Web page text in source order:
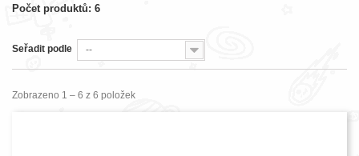
Počet produktů: 6
Seřadit podle --
Zobrazeno 1 – 6 z 6 položek